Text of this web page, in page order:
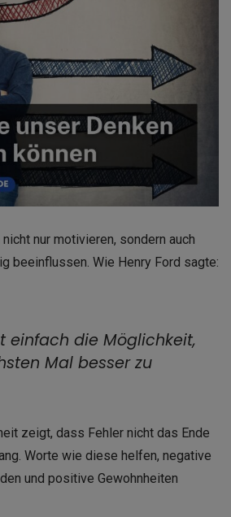
nicht nur motivieren, sondern auch
beeinflussen. Wie Henry Ford sagte:
einfach die Möglichkeit,
Mal besser zu
zeigt, dass Fehler nicht das Ende
Worte wie diese helfen, negative
und positive Gewohnheiten